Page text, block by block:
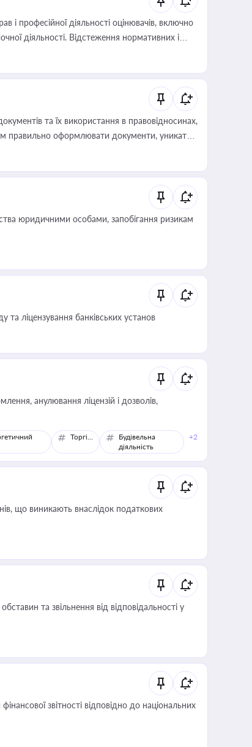
професійної діяльності оцінювачів, включно
діяльності. Відстеження нормативних і
бухгалтера під час оподаткування,
суб'єктів оціночної діяльності
та їх використання в правовідносинах,
правильно оформлювати документи, уникати
контрагентами
юридичними особами, запобігання ризикам
та ліцензування банківських установ
анулювання ліцензій і дозволів,
Торгівля
Будівельна
діяльність
+2
що виникають внаслідок податкових
та звільнення від відповідальності у
звітності відповідно до національних